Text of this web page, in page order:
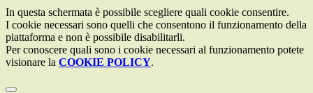
In questa schermata è possibile scegliere quali cookie consentire.
I cookie necessari sono quelli che consentono il funzionamento della
piattaforma e non è possibile disabilitarli.
Per conoscere quali sono i cookie necessari al funzionamento potete
visionare la COOKIE POLICY.